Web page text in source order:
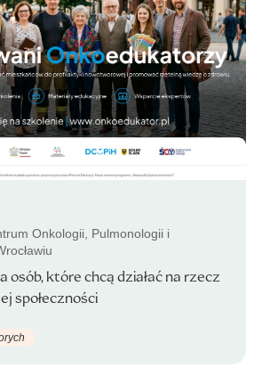
Onkologii, Pulmonologii i
osób, które chcą działać na rzecz
społeczności